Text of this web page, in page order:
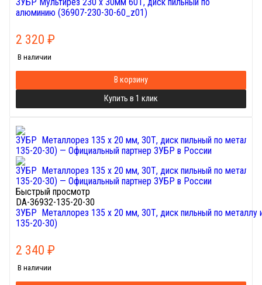
алюминию (36907-230-30-60_z01)
2 320 ₽
В наличии
В корзину
Купить в 1 клик
Быстрый просмотр
DA-36932-135-20-30
ЗУБР Металлорез 135 х 20 мм, 30Т, диск пильный по
135-20-30)
2 340 ₽
В наличии